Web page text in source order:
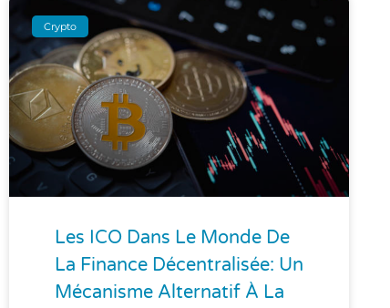
Crypto
Les ICO Dans Le Monde De
La Finance Décentralisée: Un
Mécanisme Alternatif À La